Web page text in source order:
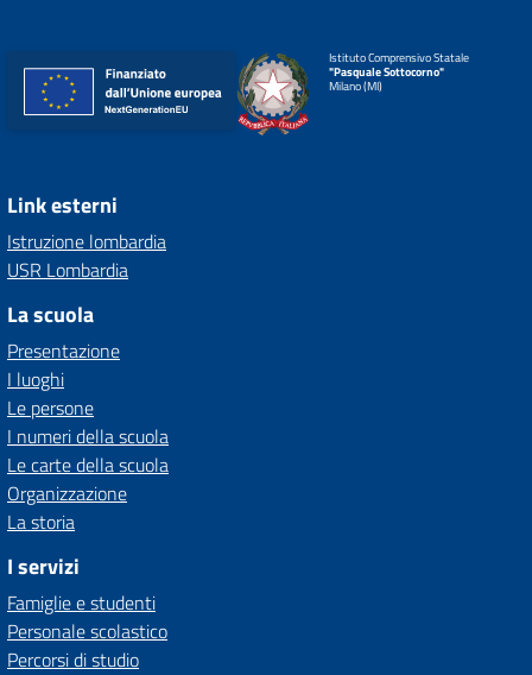
Istituto Comprensivo Statale
"Pasquale Sottocorno"
Milano (MI)
Link esterni
Istruzione lombardia
USR Lombardia
La scuola
Presentazione
I luoghi
Le persone
I numeri della scuola
Le carte della scuola
Organizzazione
La storia
I servizi
Famiglie e studenti
Personale scolastico
Percorsi di studio